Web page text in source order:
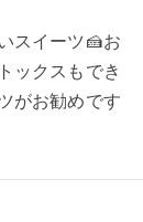
スイーツ🍰お
ックスもでき
がお勧めです